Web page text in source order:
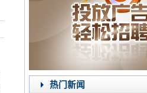
热门新闻